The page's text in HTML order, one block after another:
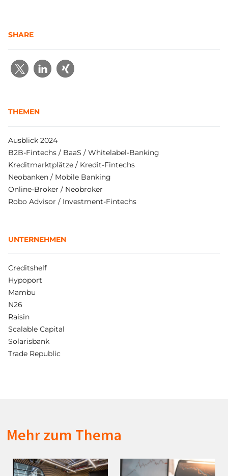
SHARE
THEMEN
Ausblick 2024
B2B-Fintechs / BaaS / Whitelabel-Banking
Kreditmarktplätze / Kredit-Fintechs
Neobanken / Mobile Banking
Online-Broker / Neobroker
Robo Advisor / Investment-Fintechs
UNTERNEHMEN
Creditshelf
Hypoport
Mambu
N26
Raisin
Scalable Capital
Solarisbank
Trade Republic
Mehr zum Thema